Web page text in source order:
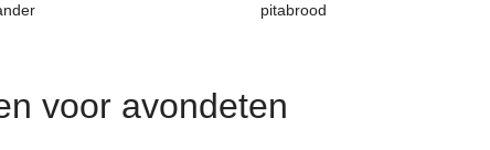
pitabrood
voor avondeten